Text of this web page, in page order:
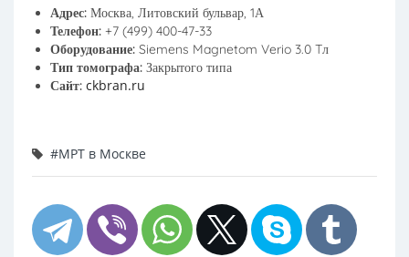
Адрес: Москва, Литовский бульвар, 1А
Телефон: +7 (499) 400-47-33
Оборудование: Siemens Magnetom Verio 3.0 Tл
Тип томографа: Закрытого типа
Сайт: ckbran.ru
#МРТ в Москве